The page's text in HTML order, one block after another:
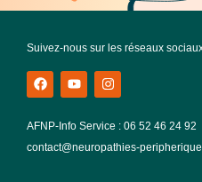
Suivez-nous sur les réseaux
AFNP-Info Service : 06 52 46 24 92
contact@neuropathies-